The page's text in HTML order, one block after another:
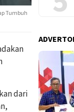
Tumbuh
dari